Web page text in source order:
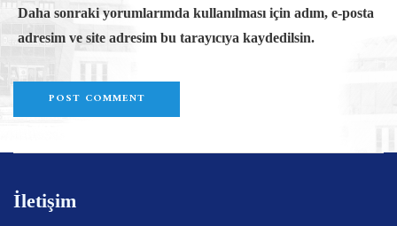
Daha sonraki yorumlarımda kullanılması için adım, e-posta
adresim ve site adresim bu tarayıcıya kaydedilsin.
İletişim